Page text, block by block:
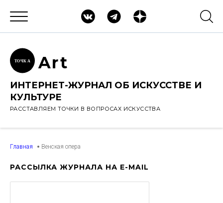
ТОЧК А Art
ИНТЕРНЕТ-ЖУРНАЛ ОБ ИСКУССТВЕ И
КУЛЬТУРЕ
РАССТАВЛЯЕМ ТОЧКИ В ВОПРОСАХ ИСКУССТВА
Главная Венская опера
РАССЫЛКА ЖУРНАЛА НА E-MAIL